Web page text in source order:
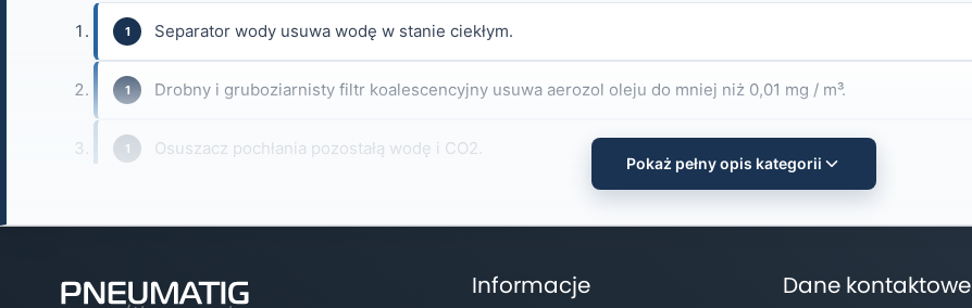
Separator wody usuwa wodę w stanie ciekłym.
Drobny i gruboziarnisty filtr koalescencyjny usuwa aerozol oleju do mniej niż 0,01 mg / m³.
Osuszacz pochłania pozostałą wodę i CO2.
Pokaż pełny opis kategorii
Informacje Dane kontaktowe